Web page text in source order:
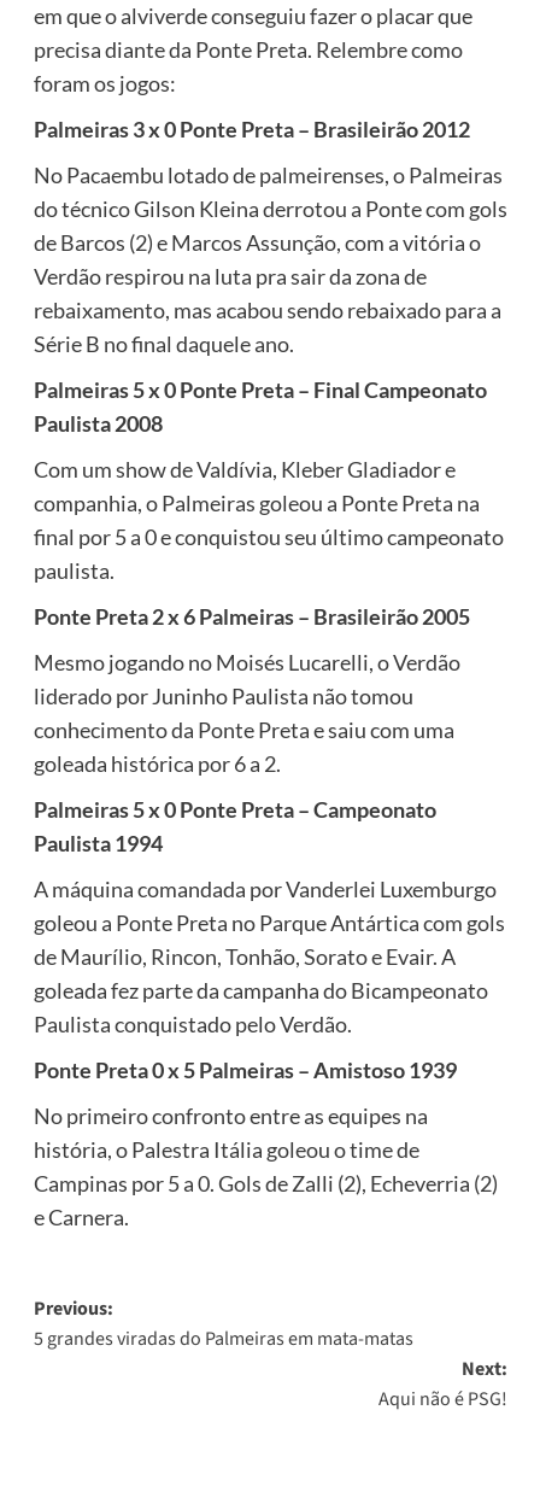
em que o alviverde conseguiu fazer o placar que
precisa diante da Ponte Preta. Relembre como
foram os jogos:
Palmeiras 3 x 0 Ponte Preta – Brasileirão 2012
No Pacaembu lotado de palmeirenses, o Palmeiras
do técnico Gilson Kleina derrotou a Ponte com gols
de Barcos (2) e Marcos Assunção, com a vitória o
Verdão respirou na luta pra sair da zona de
rebaixamento, mas acabou sendo rebaixado para a
Série B no final daquele ano.
Palmeiras 5 x 0 Ponte Preta – Final Campeonato
Paulista 2008
Com um show de Valdívia, Kleber Gladiador e
companhia, o Palmeiras goleou a Ponte Preta na
final por 5 a 0 e conquistou seu último campeonato
paulista.
Ponte Preta 2 x 6 Palmeiras – Brasileirão 2005
Mesmo jogando no Moisés Lucarelli, o Verdão
liderado por Juninho Paulista não tomou
conhecimento da Ponte Preta e saiu com uma
goleada histórica por 6 a 2.
Palmeiras 5 x 0 Ponte Preta – Campeonato
Paulista 1994
A máquina comandada por Vanderlei Luxemburgo
goleou a Ponte Preta no Parque Antártica com gols
de Maurílio, Rincon, Tonhão, Sorato e Evair. A
goleada fez parte da campanha do Bicampeonato
Paulista conquistado pelo Verdão.
Ponte Preta 0 x 5 Palmeiras – Amistoso 1939
No primeiro confronto entre as equipes na
história, o Palestra Itália goleou o time de
Campinas por 5 a 0. Gols de Zalli (2), Echeverria (2)
e Carnera.
Post
navigation
Previous:
5 grandes viradas do Palmeiras em mata-matas
Next:
Aqui não é PSG!